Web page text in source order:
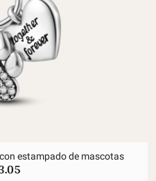
estampado de mascotas